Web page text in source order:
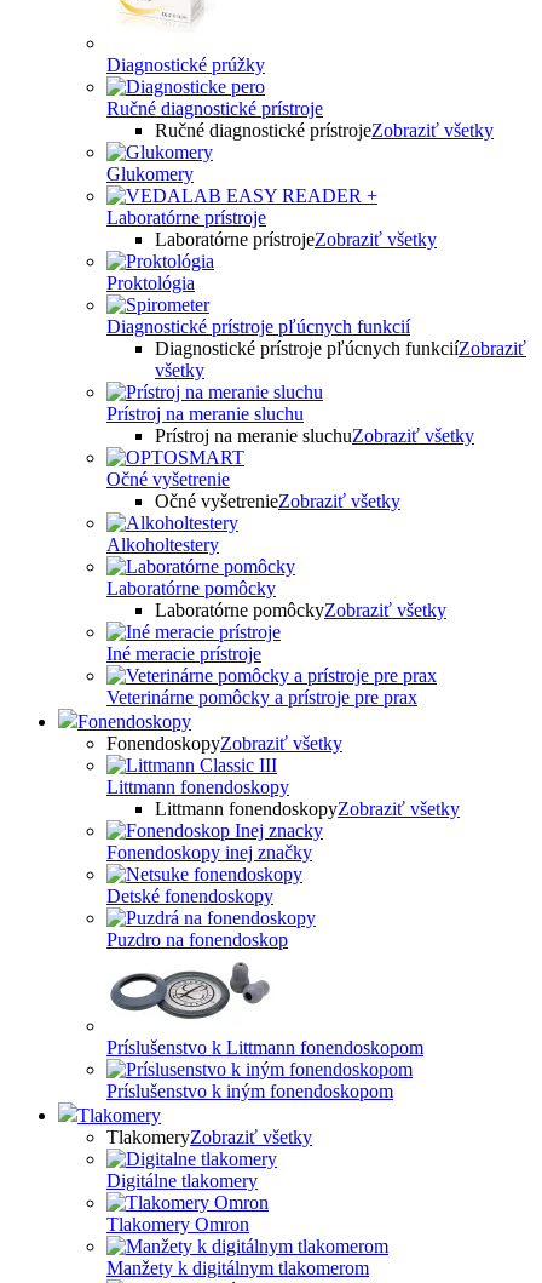
Diagnostické prúžky
Ručné diagnostické prístroje
Ručné diagnostické prístrojeZobraziť všetky
Glukomery
Laboratórne prístroje
Laboratórne prístrojeZobraziť všetky
Proktológia
Diagnostické prístroje pľúcnych funkcií
Diagnostické prístroje pľúcnych funkciíZobraziť
všetky
Prístroj na meranie sluchu
Prístroj na meranie sluchuZobraziť všetky
Očné vyšetrenie
Očné vyšetrenieZobraziť všetky
Alkoholtestery
Laboratórne pomôcky
Laboratórne pomôckyZobraziť všetky
Iné meracie prístroje
Veterinárne pomôcky a prístroje pre prax
Fonendoskopy
FonendoskopyZobraziť všetky
Littmann fonendoskopy
Littmann fonendoskopyZobraziť všetky
Fonendoskopy inej značky
Detské fonendoskopy
Puzdro na fonendoskop
Príslušenstvo k Littmann fonendoskopom
Príslušenstvo k iným fonendoskopom
Tlakomery
TlakomeryZobraziť všetky
Digitálne tlakomery
Tlakomery Omron
Manžety k digitálnym tlakomerom